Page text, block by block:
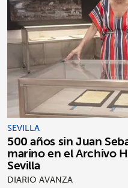
SEVILLA
500 años sin Juan
marino en el Archivo
Sevilla
DIARIO AVANZA